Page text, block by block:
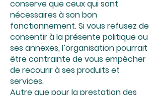
conserve que ceux qui sont
nécessaires à son bon
fonctionnement. Si vous refusez de
consentir à la présente politique ou
ses annexes, l’organisation pourrait
être contrainte de vous empêcher
de recourir à ses produits et
services.
Autre que pour la prestation des